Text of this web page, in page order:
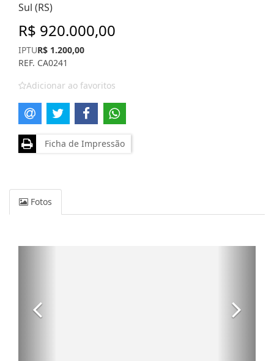
Sul (RS)
R$ 920.000,00
IPTUR$ 1.200,00
REF. CA0241
Adicionar ao favoritos
Ficha de Impressão
Fotos